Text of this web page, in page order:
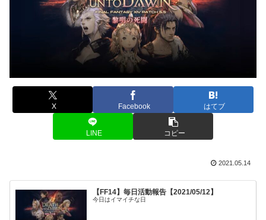
X Facebook はてブ
LINE コピー
2021.05.14
【FF14】毎日活動報告【2021/05/12】
今日はイマイチな日